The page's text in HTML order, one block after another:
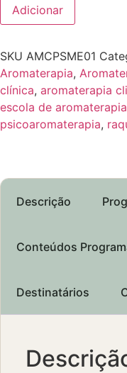
Adicionar
SKU AMCPSME01
Aromaterapia,
clínica, aromaterapia
escola de aromaterapia
psicoaromaterapia,
Descrição
Conteúdos
Destinatários